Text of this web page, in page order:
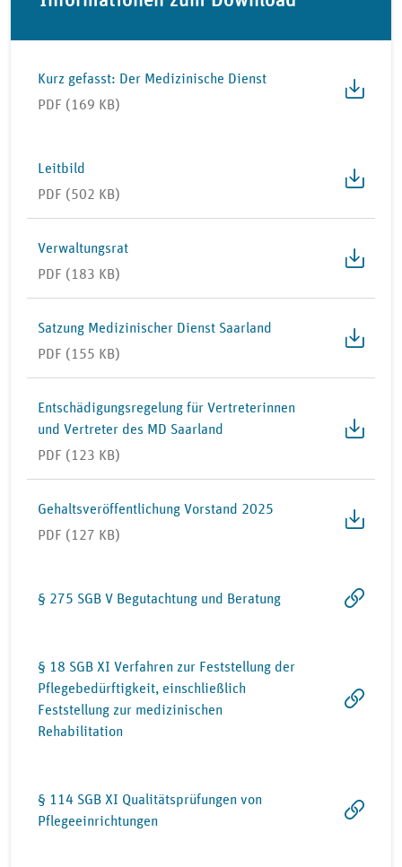
Kurz gefasst: Der Medizinische Dienst
PDF (169 KB)
Leitbild
PDF (502 KB)
Verwaltungsrat
PDF (183 KB)
Satzung Medizinischer Dienst Saarland
PDF (155 KB)
Entschädigungsregelung für Vertreterinnen
und Vertreter des MD Saarland
PDF (123 KB)
Gehaltsveröffentlichung Vorstand 2025
PDF (127 KB)
§ 275 SGB V Begutachtung und Beratung
§ 18 SGB XI Verfahren zur Feststellung der
Pflegebedürftigkeit, einschließlich
Feststellung zur medizinischen
Rehabilitation
§ 114 SGB XI Qualitätsprüfungen von
Pflegeeinrichtungen